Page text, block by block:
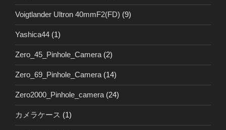
Voigtlander Ultron 40mmF2(FD) (9)
Yashica44 (1)
Zero_45_Pinhole_Camera(2)
Zero_69_Pinhole_Camera(14)
Zero2000_Pinhole_camera(24)
カメラケース (1)